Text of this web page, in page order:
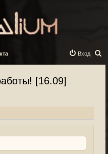
о
Вход
[16.09]